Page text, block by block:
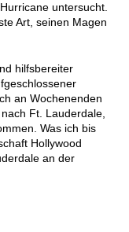
untersucht.
Art, seinen Magen
hilfsbereiter
an Wochenenden
Ft. Lauderdale,
Was ich bis
Hollywood
an der